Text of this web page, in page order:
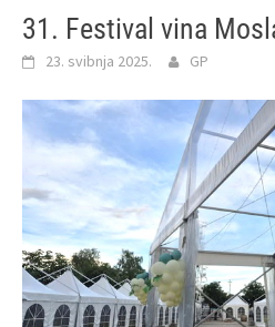
31. Festival vina
23. svibnja 2025. GP